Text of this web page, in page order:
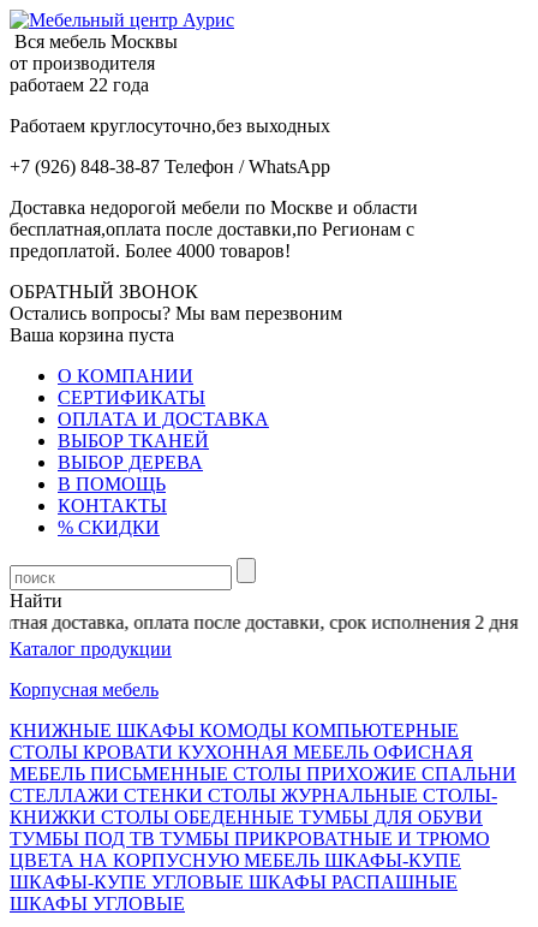
Вся мебель Москвы
от производителя
работаем 22 года
Работаем круглосуточно,без выходных
+7 (926) 848-38-87 Телефон / WhatsApp
Доставка недорогой мебели по Москве и области
бесплатная,оплата после доставки,по Регионам с
предоплатой. Более 4000 товаров!
ОБРАТНЫЙ ЗВОНОК
Остались вопросы? Мы вам перезвоним
Ваша корзина пуста
О КОМПАНИИ
СЕРТИФИКАТЫ
ОПЛАТА И ДОСТАВКА
ВЫБОР ТКАНЕЙ
ВЫБОР ДЕРЕВА
В ПОМОЩЬ
КОНТАКТЫ
% СКИДКИ
Найти
доставка, оплата после доставки, срок исполнения 2 дня
Каталог продукции
Корпусная мебель
КНИЖНЫЕ ШКАФЫ КОМОДЫ КОМПЬЮТЕРНЫЕ
СТОЛЫ КРОВАТИ КУХОННАЯ МЕБЕЛЬ ОФИСНАЯ
МЕБЕЛЬ ПИСЬМЕННЫЕ СТОЛЫ ПРИХОЖИЕ СПАЛЬНИ
СТЕЛЛАЖИ СТЕНКИ СТОЛЫ ЖУРНАЛЬНЫЕ СТОЛЫ-
КНИЖКИ СТОЛЫ ОБЕДЕННЫЕ ТУМБЫ ДЛЯ ОБУВИ
ТУМБЫ ПОД ТВ ТУМБЫ ПРИКРОВАТНЫЕ И ТРЮМО
ЦВЕТА НА КОРПУСНУЮ МЕБЕЛЬ ШКАФЫ-КУПЕ
ШКАФЫ-КУПЕ УГЛОВЫЕ ШКАФЫ РАСПАШНЫЕ
ШКАФЫ УГЛОВЫЕ